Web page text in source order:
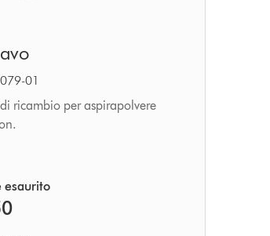
01
ricambio per aspirapolvere
esaurito